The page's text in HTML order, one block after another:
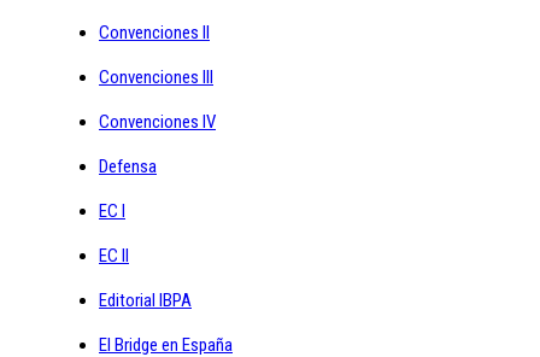
Convenciones II
Convenciones III
Convenciones IV
Defensa
EC I
EC II
Editorial IBPA
El Bridge en España